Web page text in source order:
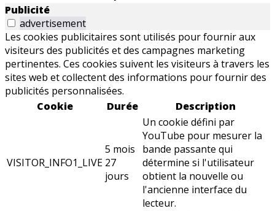
Publicité
advertisement
Les cookies publicitaires sont utilisés pour fournir aux
visiteurs des publicités et des campagnes marketing
pertinentes. Ces cookies suivent les visiteurs à travers les
sites web et collectent des informations pour fournir des
publicités personnalisées.
Cookie
Durée Description
VISITOR_INFO1_LIVE
5 mois
27
jours
Un cookie défini par
YouTube pour mesurer la
bande passante qui
détermine si l'utilisateur
obtient la nouvelle ou
l'ancienne interface du
lecteur.